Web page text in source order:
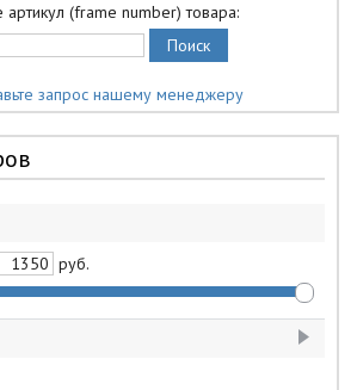
артикул (frame number) товара:
запрос нашему менеджеру
руб.